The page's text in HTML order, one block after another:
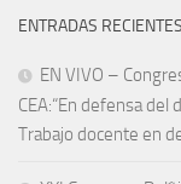
ENTRADAS RECIENTES
EN VIVO –
CEA:“En defensa del
Trabajo docente en